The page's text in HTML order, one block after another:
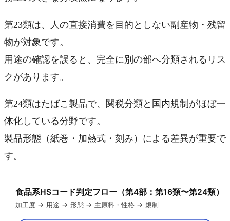
第23類は、人の直接消費を目的としない副産物・残留
物が対象です。
用途の確認を誤ると、完全に別の部へ分類されるリス
クがあります。
第24類はたばこ製品で、関税分類と国内規制がほぼ一
体化している分野です。
製品形態（紙巻・加熱式・刻み）による差異が重要で
す。
食品系HSコード判定フロー（第4部：第16類〜第24類）
加工度 → 用途 → 形態 → 主原料・性格 → 規制